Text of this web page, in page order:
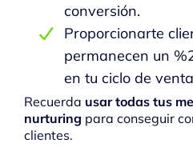
conversión.
Proporcionarte
permanecen un
en tu ciclo de
Recuerda usar todas tus
nurturing para conseguir
clientes.